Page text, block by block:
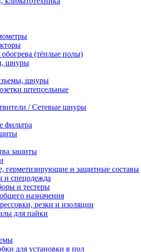
(тёплые полы)
шнуры
шнуры
штепсельные
/ Сетевые шнуры
фильтра
защиты
герметизирующие и защитные составы
и спецодежда
и тестеры
назначения
резки и изоляции
для пайки
для установки в пол